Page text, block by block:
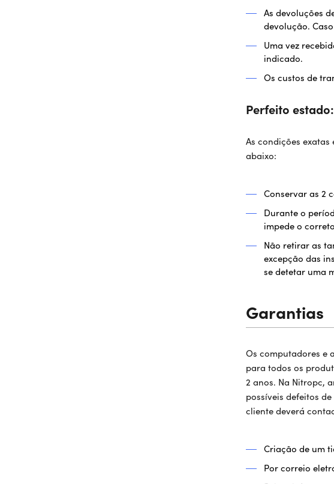
As devoluções
devolução.
Uma vez
indicado.
Os custos de
Perfeito estado:
As condições
abaixo:
Conservar as 2
Durante o
impede o
Não retirar as
excepção das
se detetar uma
Garantias
Os computadores e
para todos os
2 anos. Na Nitropc,
possíveis defeitos
cliente deverá
Criação de um
Por correio